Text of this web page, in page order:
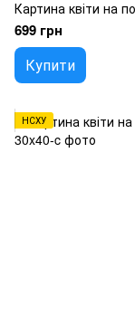
Картина квіти на
699 грн
Купити
НСХУ